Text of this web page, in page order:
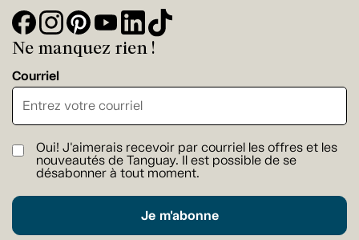
Ne manquez rien !
Courriel
Oui! J'aimerais recevoir par courriel les offres et les
nouveautés de Tanguay. Il est possible de se
désabonner à tout moment.
Je m'abonne